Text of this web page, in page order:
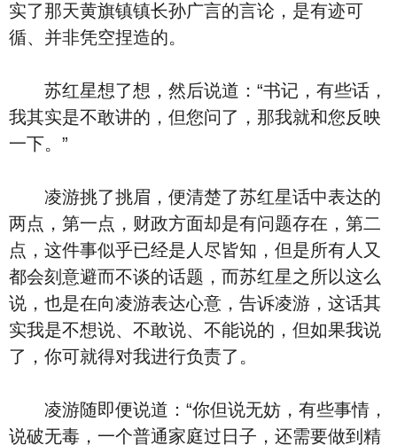
实了那天黄旗镇镇长孙广言的言论，是有迹可
循、并非凭空捏造的。
苏红星想了想，然后说道：“书记，有些话，
我其实是不敢讲的，但您问了，那我就和您反映
一下。”
凌游挑了挑眉，便清楚了苏红星话中表达的
两点，第一点，财政方面却是有问题存在，第二
点，这件事似乎已经是人尽皆知，但是所有人又
都会刻意避而不谈的话题，而苏红星之所以这么
说，也是在向凌游表达心意，告诉凌游，这话其
实我是不想说、不敢说、不能说的，但如果我说
了，你可就得对我进行负责了。
凌游随即便说道：“你但说无妨，有些事情，
说破无毒，一个普通家庭过日子，还需要做到精